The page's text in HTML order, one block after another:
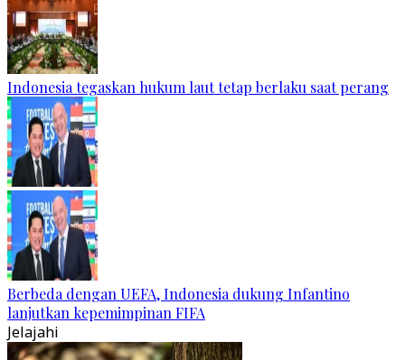
Indonesia tegaskan hukum laut tetap berlaku saat perang
Berbeda dengan UEFA, Indonesia dukung Infantino
lanjutkan kepemimpinan FIFA
Jelajahi